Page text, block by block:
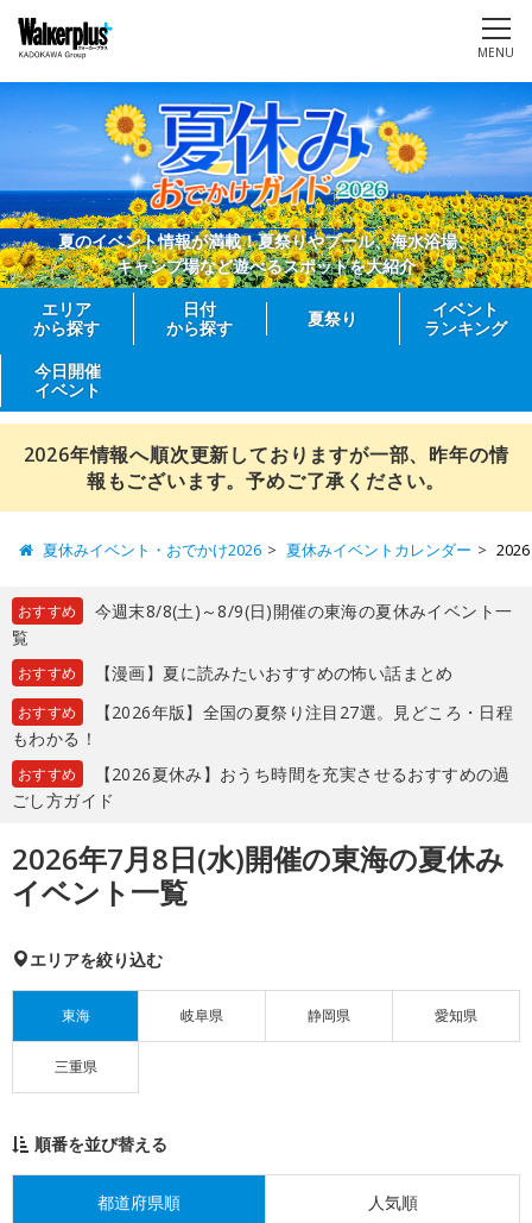
MENU
夏のイベント情報が満載！夏祭りやプール、海水浴場、
キャンプ場など遊べるスポットを大紹介
エリア
から探す
日付
から探す
夏祭り
イベント
ランキング
今日開催
イベント
2026年情報へ順次更新しておりますが一部、昨年の情
報もございます。予めご了承ください。
夏休みイベント・おでかけ2026 夏休みイベントカレンダー
おすすめ
今週末8/8(土)～8/9(日)開催の東海の夏休みイベント一
覧
おすすめ 【漫画】夏に読みたいおすすめの怖い話まとめ
おすすめ
【2026年版】全国の夏祭り注目27選。見どころ・日程
もわかる！
おすすめ
【2026夏休み】おうち時間を充実させるおすすめの過
ごし方ガイド
2026年7月8日(水)開催の東海の夏休み
イベント一覧
エリアを絞り込む
東海 岐阜県 静岡県 愛知県
三重県
順番を並び替える
都道府県順 人気順